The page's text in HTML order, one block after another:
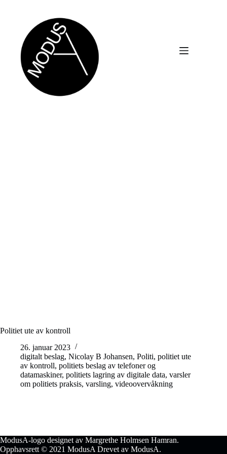
Politiet ute av kontroll
26. januar 2023
digitalt beslag, Nicolay B Johansen, Politi, politiet ute
av kontroll, politiets beslag av telefoner og
datamaskiner, politiets lagring av digitale data, varsler
om politiets praksis, varsling, videoovervåkning
ModusA-logo designet av Margrethe Holmsen Hamran.
Opphavsrett © 2021 ModusA Drevet av ModusA.